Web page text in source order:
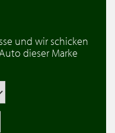
und wir schicken
dieser Marke